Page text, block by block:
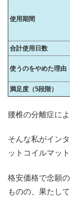
使用期間
合計使用日数
使うのをやめた理由
満足度（5段階）
腰椎の分離症に
そんな私がイン
ットコイルマッ
格安価格で念願
ものの、果たし